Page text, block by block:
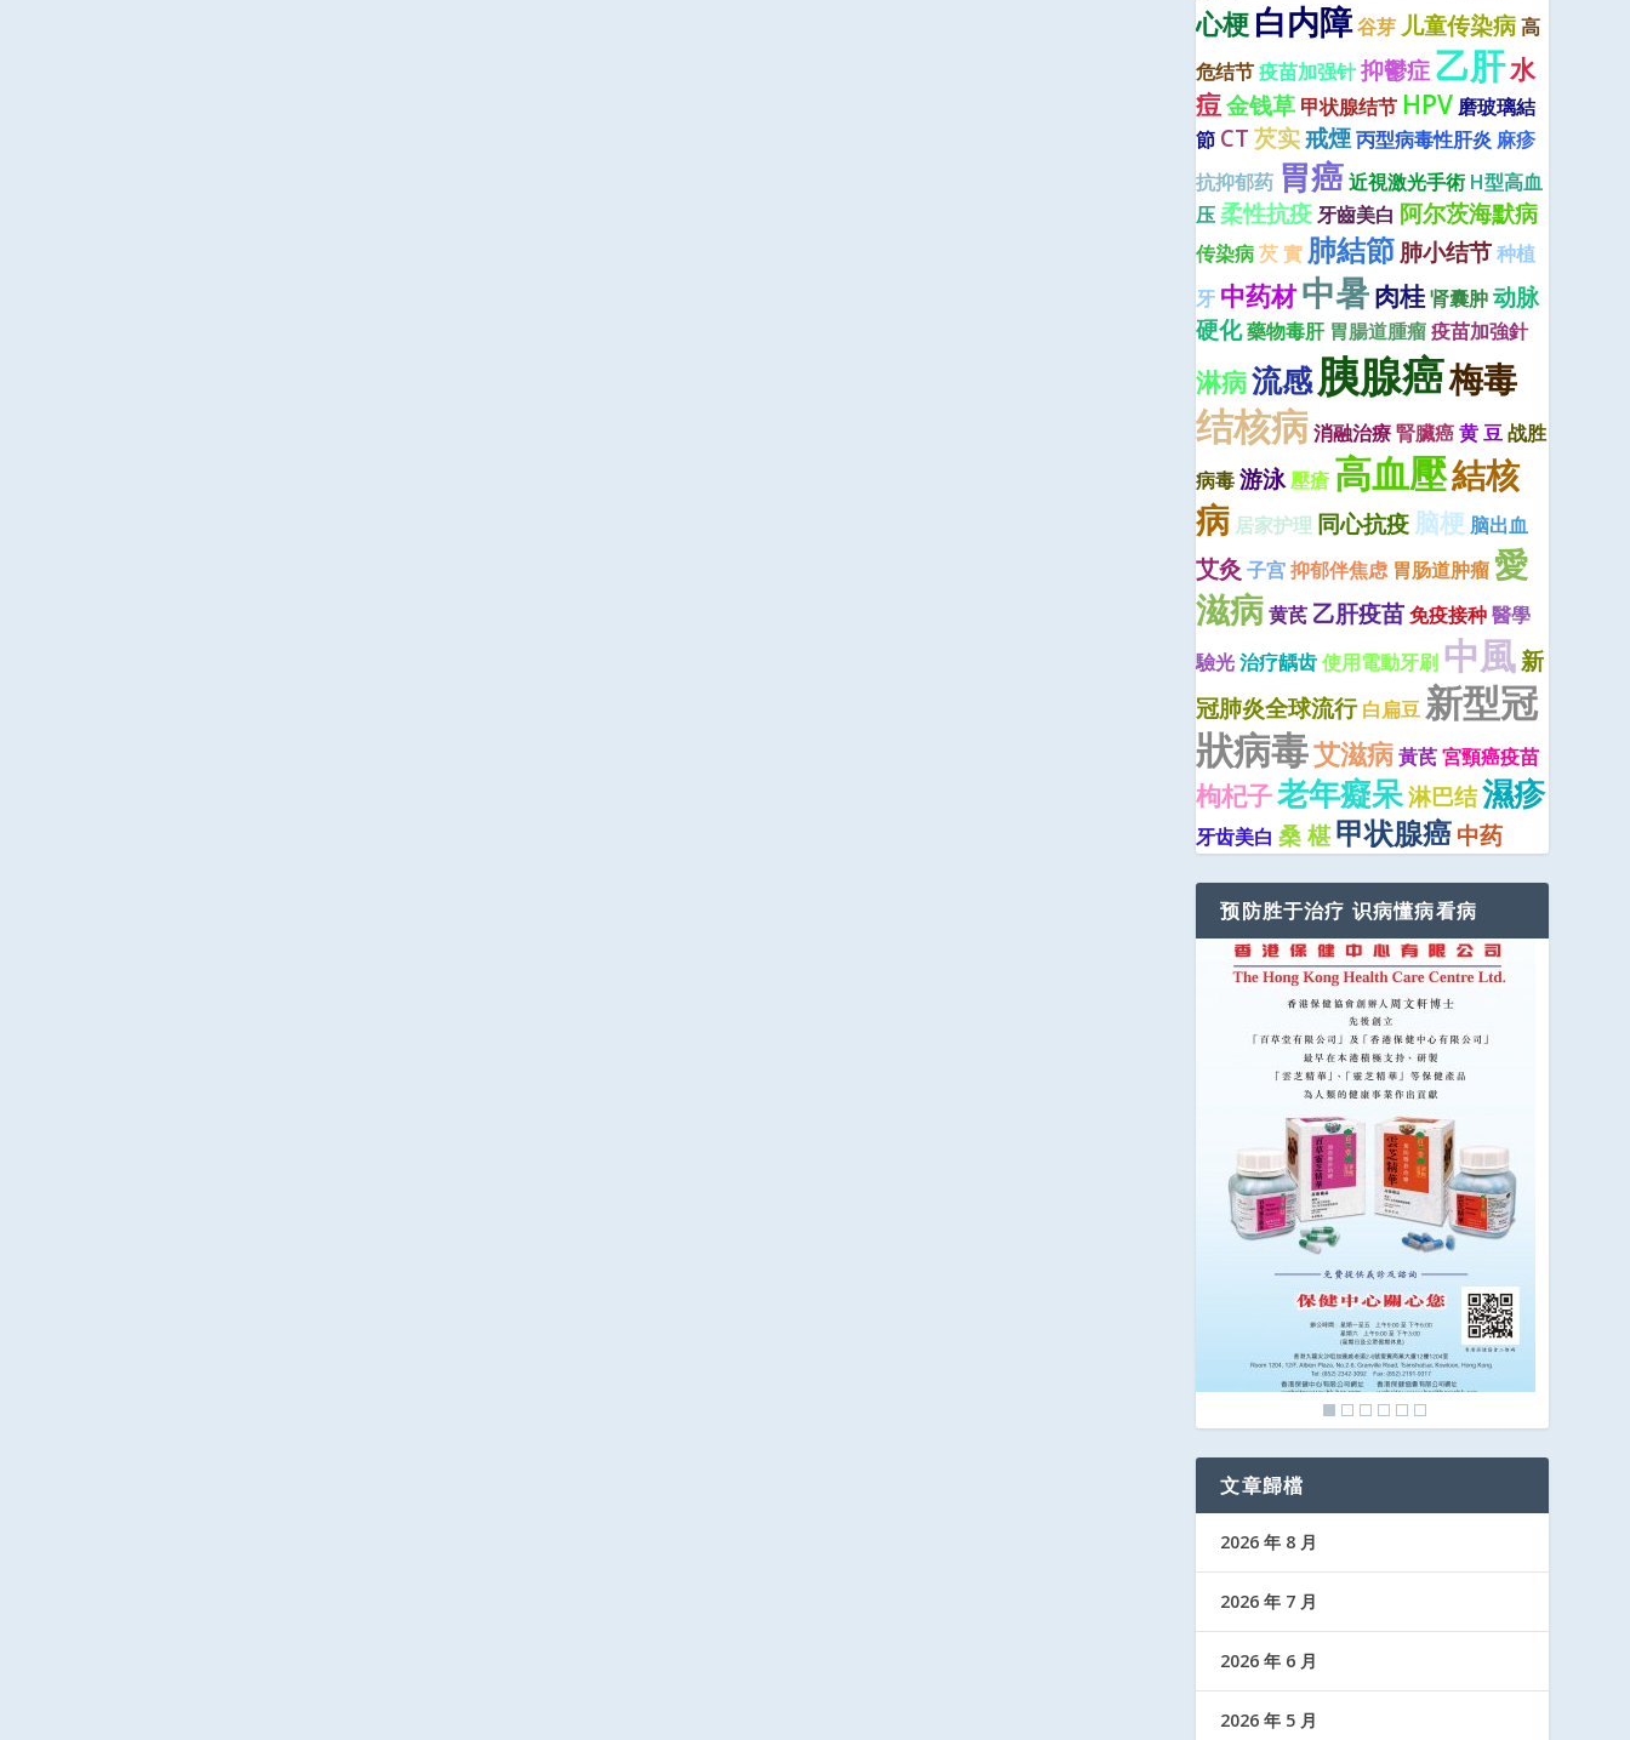
心梗白内障谷芽儿童传染病高
危结节疫苗加强针抑鬱症乙肝水
痘金钱草 甲状腺结节 HPV 磨玻璃結
節 CT 芡实戒煙丙型病毒性肝炎 麻疹
抗抑郁药 胃癌近視激光手術 H型高血
压柔性抗疫牙齒美白 阿尔茨海默病
传染病芡 實 肺結節肺小结节种植
牙 中药材中暑肉桂肾囊肿动脉
硬化藥物毒肝 胃腸道腫瘤疫苗加強針
淋病流感胰腺癌梅毒
结核病消融治療腎臟癌黄 豆战胜
病毒游泳壓瘡 高血壓結核
病 居家护理 同心抗疫脑梗 脑出血
艾灸 子宫抑郁伴焦虑 胃肠道肿瘤 愛
滋病黄芪 乙肝疫苗免疫接种醫學
驗光治疗龋齿使用電動牙刷 中風新
冠肺炎全球流行 白扁豆 新型冠
狀病毒艾滋病黃芪宮頸癌疫苗
枸杞子老年癡呆淋巴结濕疹
牙齿美白 桑 椹甲状腺癌中药
预防胜于治疗 识病懂病看病
文章歸檔
2026 年 8 月
2026 年 7 月
2026 年 6 月
2026 年 5 月